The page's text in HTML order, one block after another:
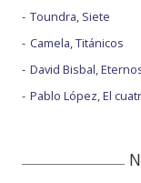
Toundra, Siete
Camela, Titánicos
David Bisbal,
Pablo López, El